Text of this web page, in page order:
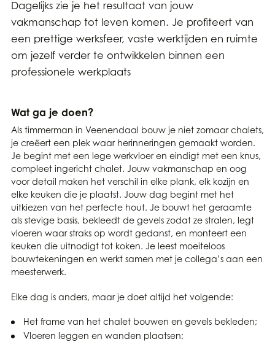
Dagelijks zie je het resultaat van jouw
vakmanschap tot leven komen. Je profiteert van
een prettige werksfeer, vaste werktijden en ruimte
om jezelf verder te ontwikkelen binnen een
professionele werkplaats
Wat ga je doen?
Als timmerman in Veenendaal bouw je niet zomaar chalets,
je creëert een plek waar herinneringen gemaakt worden.
Je begint met een lege werkvloer en eindigt met een knus,
compleet ingericht chalet. Jouw vakmanschap en oog
voor detail maken het verschil in elke plank, elk kozijn en
elke keuken die je plaatst. Jouw dag begint met het
uitkiezen van het perfecte hout. Je bouwt het geraamte
als stevige basis, bekleedt de gevels zodat ze stralen, legt
vloeren waar straks op wordt gedanst, en monteert een
keuken die uitnodigt tot koken. Je leest moeiteloos
bouwtekeningen en werkt samen met je collega’s aan een
meesterwerk.
Elke dag is anders, maar je doet altijd het volgende:
Het frame van het chalet bouwen en gevels bekleden;
Vloeren leggen en wanden plaatsen;